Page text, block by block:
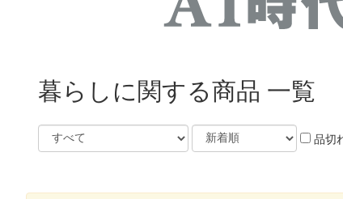
暮らしに関する商品 一覧
品切